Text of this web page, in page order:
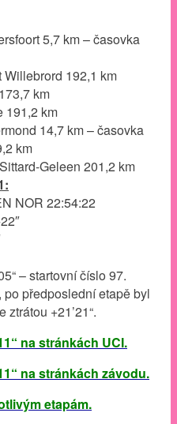
5,7 km – časovka
192,1 km
km
191,2 km
14,7 km – časovka
km
Geleen 201,2 km
NOR 22:54:22
– startovní číslo 97.
předposlední etapě byl
+21’21“.
na stránkách UCI.
na stránkách závodu.
etapám.